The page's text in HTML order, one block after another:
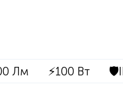
Лм ⚡100 Вт 🛡️